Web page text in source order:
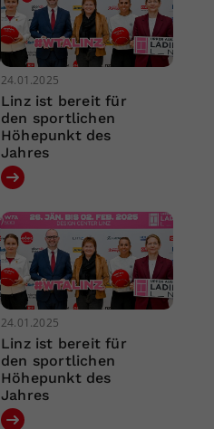
24.01.2025
Linz ist bereit für
den sportlichen
Höhepunkt des
Jahres
24.01.2025
Linz ist bereit für
den sportlichen
Höhepunkt des
Jahres